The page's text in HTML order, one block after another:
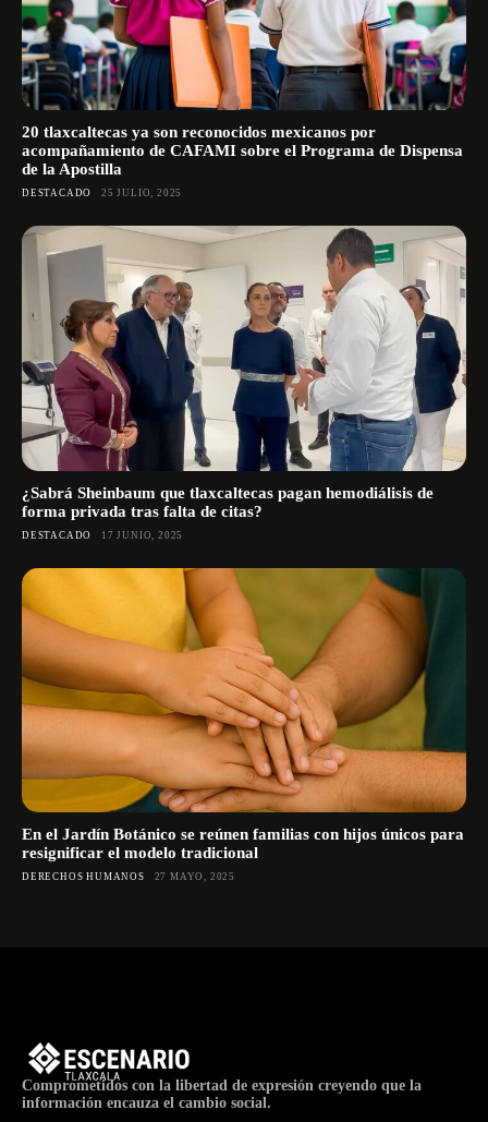
20 tlaxcaltecas ya son reconocidos mexicanos por
acompañamiento de CAFAMI sobre el Programa de Dispensa
de la Apostilla
DESTACADO 25 JULIO, 2025
¿Sabrá Sheinbaum que tlaxcaltecas pagan hemodiálisis de
forma privada tras falta de citas?
DESTACADO 17 JUNIO, 2025
En el Jardín Botánico se reúnen familias con hijos únicos para
resignificar el modelo tradicional
DERECHOS HUMANOS 27 MAYO, 2025
Comprometidos con la libertad de expresión creyendo que la
información encauza el cambio social.